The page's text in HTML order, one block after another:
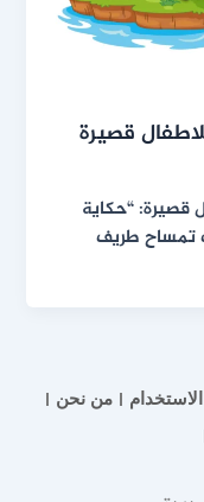
قصيرة
قصيرة: “حكاية
تمساح طريف
الاستخدام
من نحن